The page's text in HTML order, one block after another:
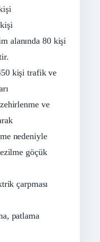
alanında 80 kişi
kişi trafik ve
ve
nedeniyle
göçük
çarpması
patlama